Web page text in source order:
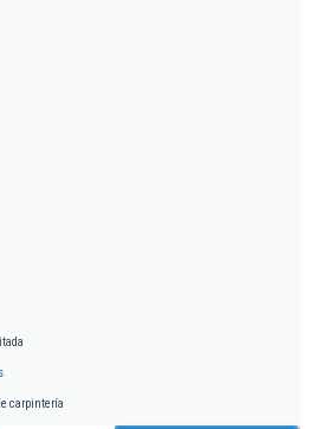
carpintería